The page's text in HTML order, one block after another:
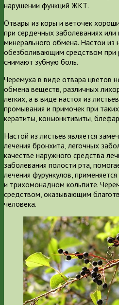
нарушении функций ЖКТ.
Отвары из коры и веточек
при сердечных заболеваниях или
минерального обмена. Настои из
обезболивающим средством при
снимают зубную боль.
Черемуха в виде отвара цветов
обмена веществ, различных
легких, а в виде настоя из
промывания и примочек при
кератиты, коньюнктивиты,
Настой из листьев является
лечения бронхита, легочных
качестве наружного средства
заболевания полости рта,
лечения фурункулов,
и трихомонадном кольпите.
средством, оказывающим
человека.